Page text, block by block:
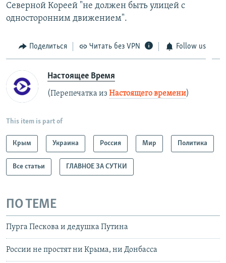
Северной Кореей "не должен быть улицей с
односторонним движением".
Поделиться Читать без VPN Follow us
Настоящее Время
(Перепечатка из Настоящего времени)
This item is part of
Крым Украина Россия Мир Политика
Все статьи ГЛАВНОЕ ЗА СУТКИ
ПО ТЕМЕ
Пурга Пескова и дедушка Путина
России не простят ни Крыма, ни Донбасса